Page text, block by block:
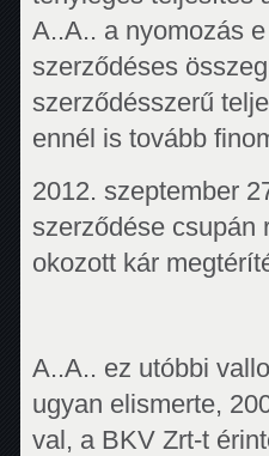
A..A.. a nyomozás
szerződéses
szerződésszerű
ennél is tovább
2012. szeptember
szerződése csupán
okozott kár
A..A.. ez utóbbi
ugyan elismerte,
val, a BKV Zrt-t